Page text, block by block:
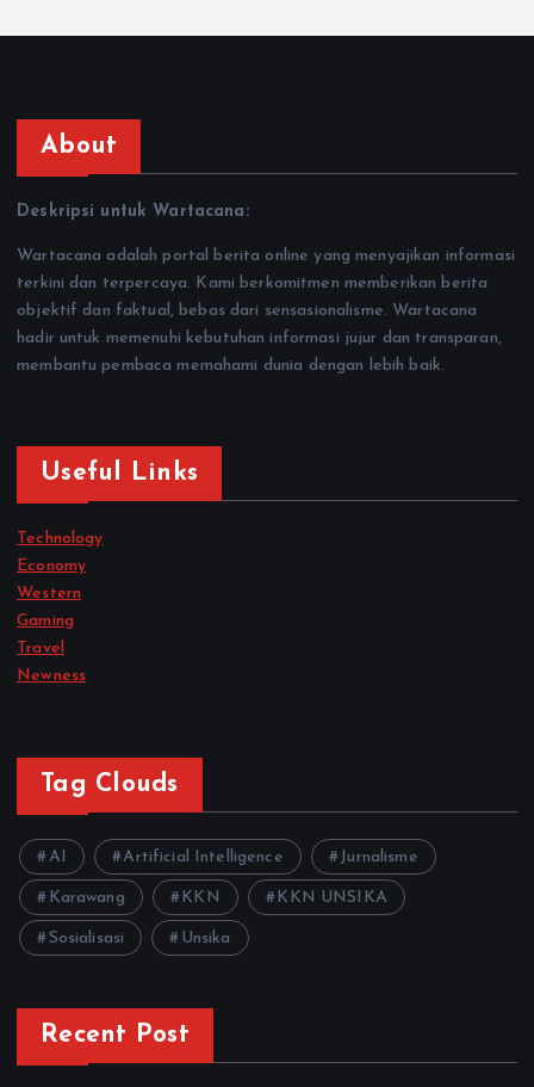
About
Deskripsi untuk Wartacana:
Wartacana adalah portal berita online yang menyajikan informasi
terkini dan terpercaya. Kami berkomitmen memberikan berita
objektif dan faktual, bebas dari sensasionalisme. Wartacana
hadir untuk memenuhi kebutuhan informasi jujur dan transparan,
membantu pembaca memahami dunia dengan lebih baik.
Useful Links
Technology
Economy
Western
Gaming
Travel
Newness
Tag Clouds
AI Artificial Intelligence Jurnalisme
Karawang KKN KKN UNSIKA
Sosialisasi Unsika
Recent Post